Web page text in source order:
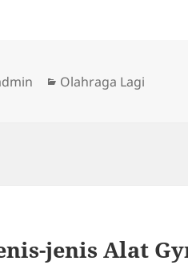
Categories
Olahraga Lagi
jenis Alat